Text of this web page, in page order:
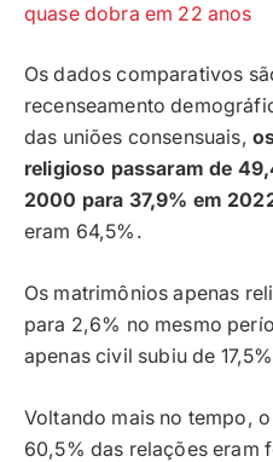
quase dobra em 22 anos
Os dados comparativos
recenseamento
das uniões consensuais,
religioso passaram de
2000 para 37,9% em
eram 64,5%.
Os matrimônios apenas
para 2,6% no mesmo
apenas civil subiu de
Voltando mais no tempo,
60,5% das relações eram